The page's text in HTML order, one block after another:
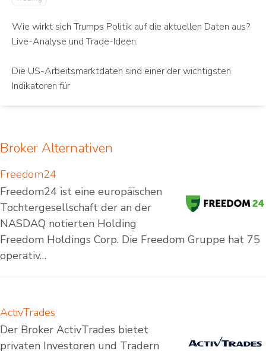
Wie wirkt sich Trumps Politik auf die aktuellen Daten aus?
Live-Analyse und Trade-Ideen.
Die US-Arbeitsmarktdaten sind einer der wichtigsten
Indikatoren für
Broker Alternativen
Freedom24
Freedom24 ist eine europäischen
Tochtergesellschaft der an der
NASDAQ notierten Holding
Freedom Holdings Corp. Die Freedom Gruppe hat 75
operativ…
ActivTrades
Der Broker ActivTrades bietet
privaten Investoren und Tradern